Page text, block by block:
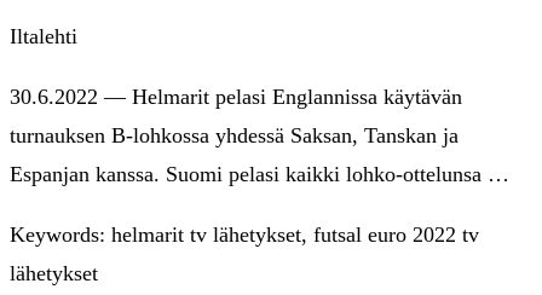
Iltalehti
30.6.2022 — Helmarit pelasi Englannissa käytävän
turnauksen B-lohkossa yhdessä Saksan, Tanskan ja
Espanjan kanssa. Suomi pelasi kaikki lohko-ottelunsa …
Keywords: helmarit tv lähetykset, futsal euro 2022 tv
lähetykset